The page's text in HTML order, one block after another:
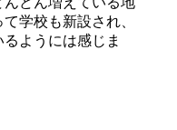
学校も新設され、
ようには感じま